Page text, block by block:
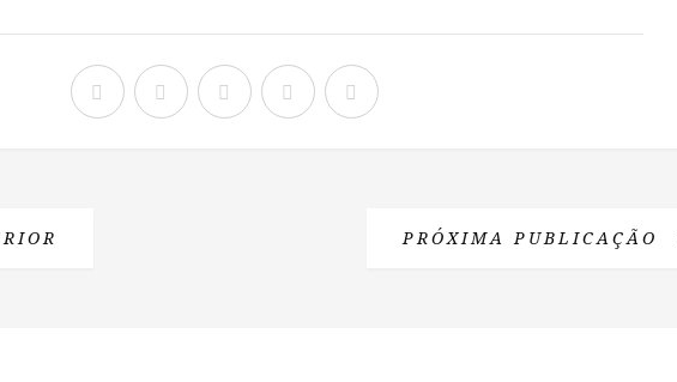
PRÓXIMA PUBLICAÇÃO